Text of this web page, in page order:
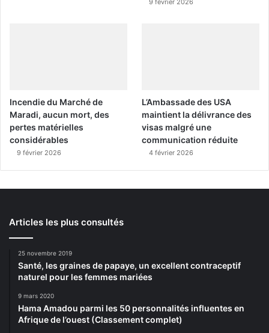
9 février 2026
Incendie du Marché de
Maradi, aucun mort, des
pertes matérielles
considérables
9 février 2026
L’Ambassade des USA
maintient la délivrance des
visas malgré une
communication réduite
4 février 2026
Articles les plus consultés
25 novembre 2019
Santé, les graines de papaye, un excellent contraceptif
naturel pour les femmes mariées
9 mars 2020
Hama Amadou parmi les 50 personnalités influentes en
Afrique de l’ouest (Classement complet)